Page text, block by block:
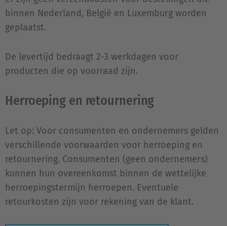
binnen Nederland, België en Luxemburg worden
geplaatst.
De levertijd bedraagt 2-3 werkdagen voor
producten die op voorraad zijn.
Herroeping en retournering
Let op: Voor consumenten en ondernemers gelden
verschillende voorwaarden voor herroeping en
retournering. Consumenten (geen ondernemers)
kunnen hun overeenkomst binnen de wettelijke
herroepingstermijn herroepen. Eventuele
retourkosten zijn voor rekening van de klant.